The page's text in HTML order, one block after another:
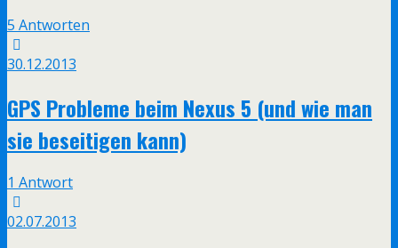
5 Antworten
30.12.2013
GPS Probleme beim Nexus 5 (und wie man
sie beseitigen kann)
1 Antwort
02.07.2013